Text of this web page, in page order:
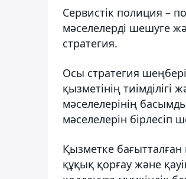
Cервистік полиция –
мәселелерді шешуге
стратегия.
Осы стратегия
қызметінің тиімділігі
мәселелерінің
мәселелерін бірлесіп
Қызметке
құқық қорғау және